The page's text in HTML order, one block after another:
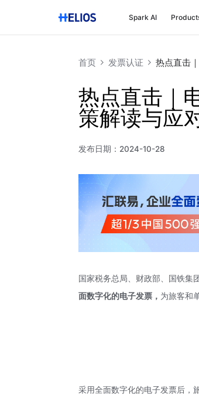
Spark AI
首页 发票认证 热点直击
热点直击｜
策解读与应
发布日期： 2024-10-28
国家税务总局、财政部、国铁集
面数字化的电子发票， 为旅客和
采用全面数字化的电子发票后，